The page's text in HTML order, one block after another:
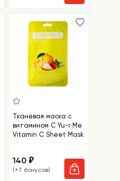
Тканевая маска с
витамином С Yu-r Me
Vitamin C Sheet Mask
140₽
(+7 бонусов)